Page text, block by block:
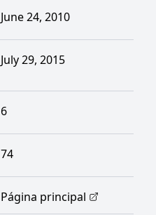
June 24, 2010
July 29, 2015
6
74
Página principal